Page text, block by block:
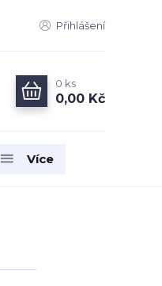
Přihlášení
0 ks
0,00 Kč
Více